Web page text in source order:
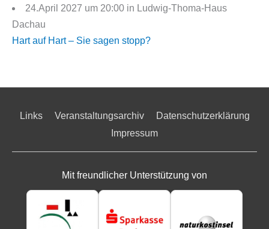
24.April 2027 um 20:00 in Ludwig-Thoma-Haus
Dachau
Hart auf Hart – Sie sagen stopp?
Links Veranstaltungsarchiv
Datenschutzerklärung
Impressum
Mit freundlicher Unterstützung von